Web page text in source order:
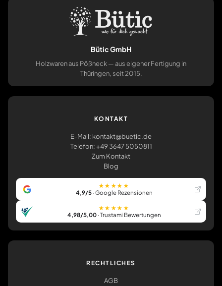
Bütic GmbH
Holzwaren aus Pößneck — aus eigener Fertigung in
Thüringen, seit 2015.
KONTAKT
E-Mail: kontakt@buetic.de
Telefon: +49 3647 5050811
Zum Kontakt
Blog
★★★★★
4,9/5· Google Rezensionen
★★★★★
4,98/5,00· Trustami Bewertungen
RECHTLICHES
AGB